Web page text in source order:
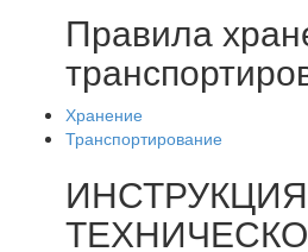
Правила
Хранение
Транспортирование